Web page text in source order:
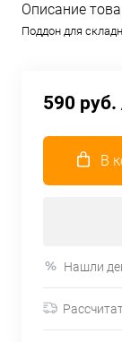
Описание
Поддон для
590 руб.
В
Нашли